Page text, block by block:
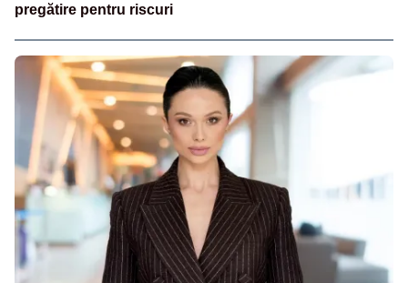
pregătire pentru riscuri